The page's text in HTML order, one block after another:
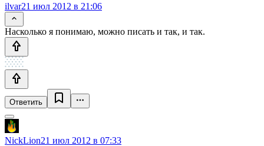
ilvar21 июл 2012 в 21:06
Насколько я понимаю, можно писать и так, и так.
Ответить
NickLion21 июл 2012 в 07:33